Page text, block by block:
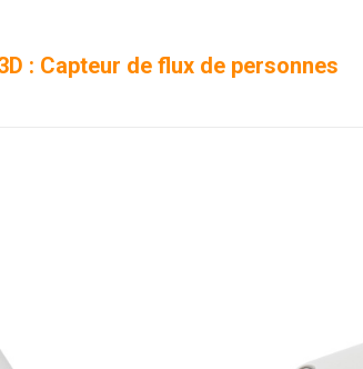
: Capteur de flux de personnes